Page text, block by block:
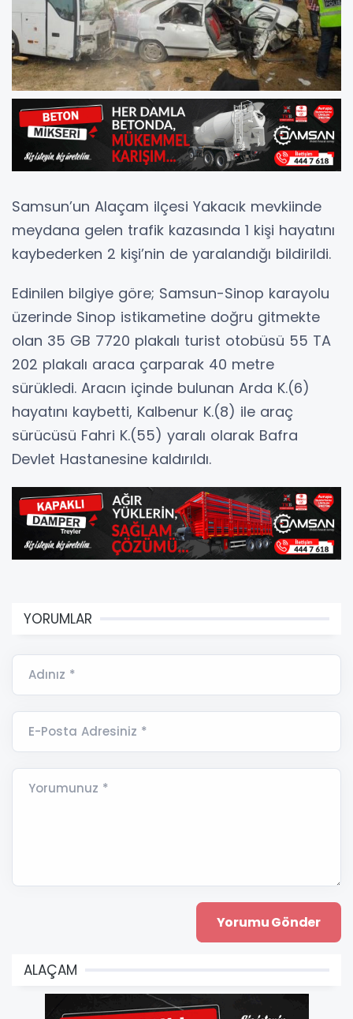
Samsun’un Alaçam ilçesi Yakacık mevkiinde
meydana gelen trafik kazasında 1 kişi hayatını
kaybederken 2 kişi’nin de yaralandığı bildirildi.
Edinilen bilgiye göre; Samsun-Sinop karayolu
üzerinde Sinop istikametine doğru gitmekte
olan 35 GB 7720 plakalı turist otobüsü 55 TA
202 plakalı araca çarparak 40 metre
sürükledi. Aracın içinde bulunan Arda K.(6)
hayatını kaybetti, Kalbenur K.(8) ile araç
sürücüsü Fahri K.(55) yaralı olarak Bafra
Devlet Hastanesine kaldırıldı.
YORUMLAR
Adınız *
E-Posta Adresiniz *
Yorumunuz *
ALAÇAM